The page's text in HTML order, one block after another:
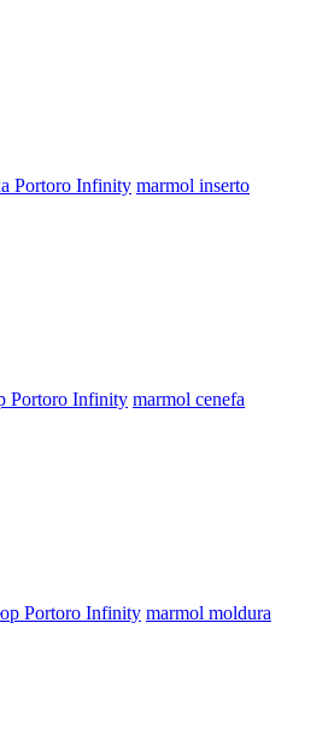
marmol inserto
marmol cenefa
marmol moldura